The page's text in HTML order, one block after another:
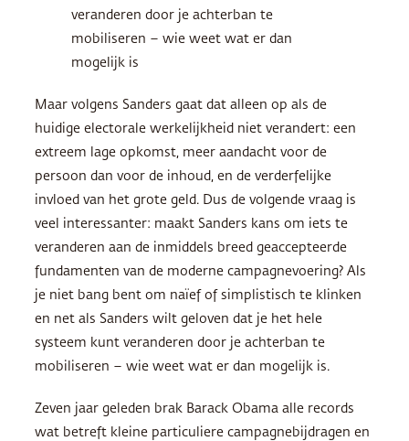
veranderen door je achterban te
mobiliseren – wie weet wat er dan
mogelijk is
Maar volgens Sanders gaat dat alleen op als de
huidige electorale werkelijkheid niet verandert: een
extreem lage opkomst, meer aandacht voor de
persoon dan voor de inhoud, en de verderfelijke
invloed van het grote geld. Dus de volgende vraag is
veel interessanter: maakt Sanders kans om iets te
veranderen aan de inmiddels breed geaccepteerde
fundamenten van de moderne campagnevoering? Als
je niet bang bent om naïef of simplistisch te klinken
en net als Sanders wilt geloven dat je het hele
systeem kunt veranderen door je achterban te
mobiliseren – wie weet wat er dan mogelijk is.
Zeven jaar geleden brak Barack Obama alle records
wat betreft kleine particuliere campagnebijdragen en